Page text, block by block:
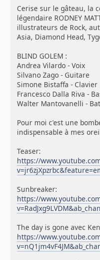
Cerise sur le gâteau, la
légendaire RODNEY
illustrateurs de Rock,
Asia, Diamond Head,
BLIND GOLEM :
Andrea Vilardo - Voix
Silvano Zago - Guitare
Simone Bistaffa - Clavier
Francesco Dalla Riva -
Walter Mantovanelli -
Pour moi c'est une
indispensable à mes
Teaser:
https://
Sunbreaker:
https://
The day is gone avec
https://